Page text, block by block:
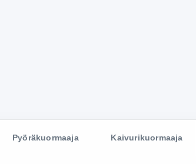
Pyöräkuormaaja Kaivurikuormaaja